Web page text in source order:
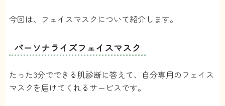
今回は、フェイスマスクについて紹介します。
パーソナライズフェイスマスク
たった3分でできる肌診断に答えて、自分専用のフェイス
マスクを届けてくれるサービスです。